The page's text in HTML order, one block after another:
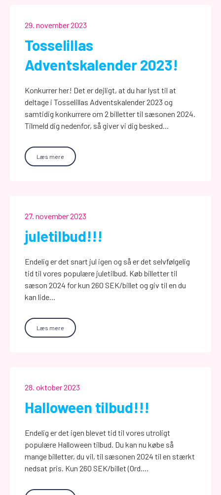
29. november 2023
Tosselillas
Adventskalender 2023!
Konkurrer her! Det er dejligt, at du har lyst til at
deltage i Tosselillas Adventskalender 2023 og
samtidig konkurrere om 2 billetter til sæsonen 2024.
Tilmeld dig nedenfor, så giver vi dig besked...
Læs mere
27. november 2023
juletilbud!!!
Endelig er det snart jul igen og så er det selvfølgelig
tid til vores populære juletilbud. Køb billetter til
sæson 2024 for kun 260 SEK/billet og giv til en du
kan lide...
Læs mere
28. oktober 2023
Halloween tilbud!!!
Endelig er det igen blevet tid til vores utroligt
populære Halloween tilbud. Du kan nu købe så
mange billetter, du vil, til sæsonen 2024 til en stærkt
nedsat pris. Kun 260 SEK/billet (Ord.…